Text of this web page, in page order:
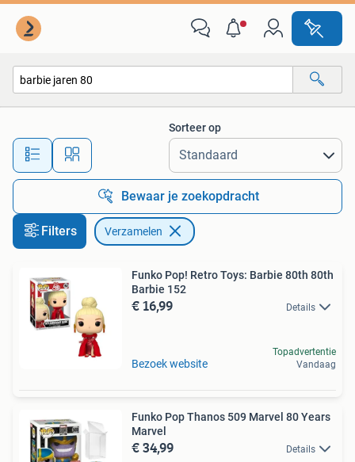
Alle afstanden…
Sorteer op
Bewaar je zoekopdracht
Filters Verzamelen
Funko Pop! Retro Toys: Barbie 80th 80th
Barbie 152
€ 16,99 Details
Bezoek website
Topadvertentie
Vandaag
Funko Pop Thanos 509 Marvel 80 Years
Marvel
€ 34,99 Details